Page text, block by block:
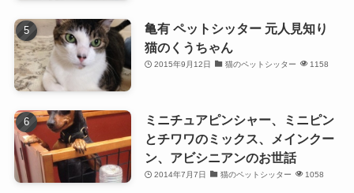
亀有 ペットシッター 元人見知り
猫のくうちゃん
2015年9月12日 猫のペットシッター 1158
ミニチュアピンシャー、ミニピン
とチワワのミックス、メインクー
ン、アビシニアンのお世話
2014年7月7日 猫のペットシッター 1058